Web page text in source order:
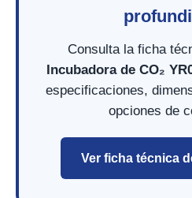
Consulta la ficha
Incubadora de CO₂
especificaciones,
opciones de
Ver ficha técnica